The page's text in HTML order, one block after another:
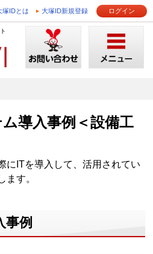
塚IDとは 大塚ID新規登録 ログイン
導入事例＜設備工
にITを導入して、活用されてい
ます。
事例